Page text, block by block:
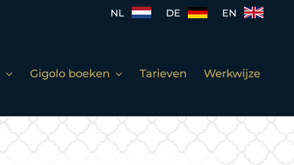
NL DE EN
Gigolo boeken Tarieven Werkwijze